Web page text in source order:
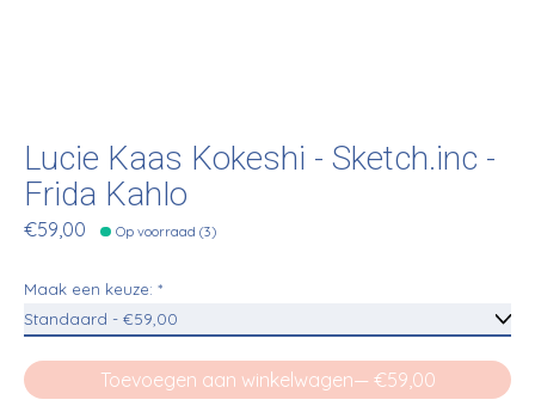
Lucie Kaas Kokeshi - Sketch.inc -
Frida Kahlo
€59,00 Op voorraad (3)
Maak een keuze: *
Toevoegen aan winkelwagen
— €59,00